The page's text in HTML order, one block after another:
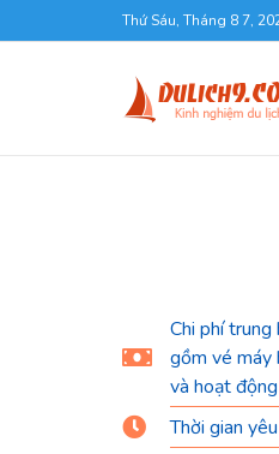
Thứ Sáu, Tháng 8 7,
Chi phí
gồm vé máy
và hoạt
Thời gian